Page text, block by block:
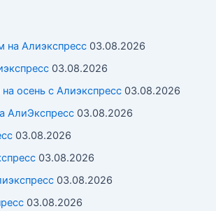
на Алиэкспресс 03.08.2026
03.08.2026
осень с Алиэкспресс 03.08.2026
АлиЭкспресс 03.08.2026
03.08.2026
03.08.2026
03.08.2026
03.08.2026